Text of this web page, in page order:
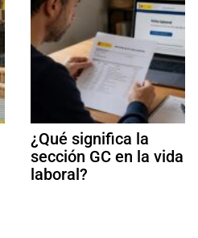
¿Qué significa la
sección GC en la vida
laboral?